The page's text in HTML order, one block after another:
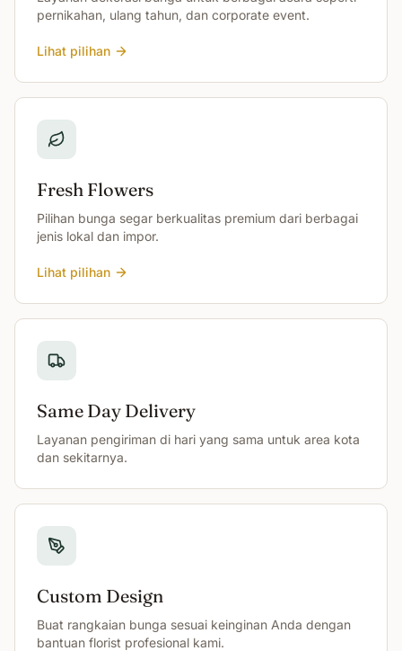
pernikahan, ulang tahun, dan corporate event.
Lihat pilihan
Fresh Flowers
Pilihan bunga segar berkualitas premium dari berbagai
jenis lokal dan impor.
Lihat pilihan
Same Day Delivery
Layanan pengiriman di hari yang sama untuk area kota
dan sekitarnya.
Custom Design
Buat rangkaian bunga sesuai keinginan Anda dengan
bantuan florist profesional kami.